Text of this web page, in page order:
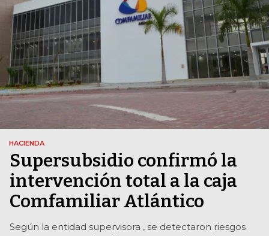
HACIENDA
Supersubsidio confirmó la
intervención total a la caja
Comfamiliar Atlántico
Según la entidad supervisora , se detectaron riesgos